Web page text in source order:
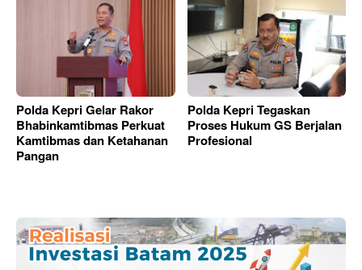
Polda Kepri Gelar Rakor
Bhabinkamtibmas Perkuat
Kamtibmas dan Ketahanan
Pangan
Polda Kepri Tegaskan
Proses Hukum GS Berjalan
Profesional